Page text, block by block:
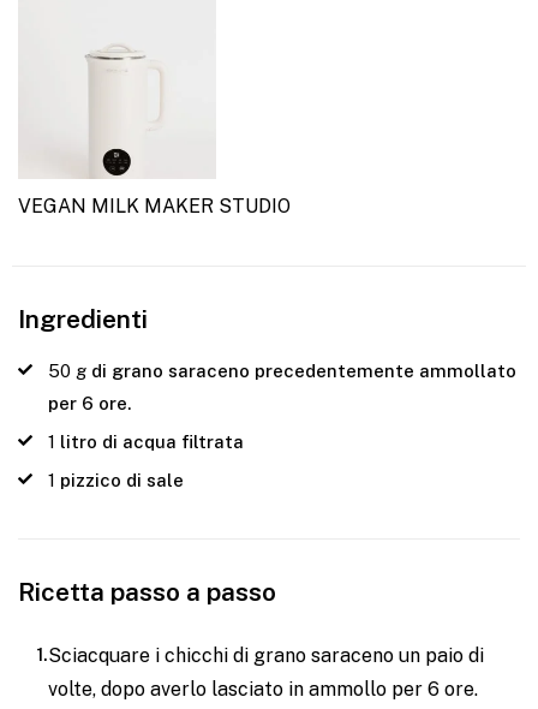
VEGAN MILK MAKER STUDIO
Ingredienti
50 g di grano saraceno precedentemente ammollato
per 6 ore.
1 litro di acqua filtrata
1 pizzico di sale
Ricetta passo a passo
Sciacquare i chicchi di grano saraceno un paio di
volte, dopo averlo lasciato in ammollo per 6 ore.